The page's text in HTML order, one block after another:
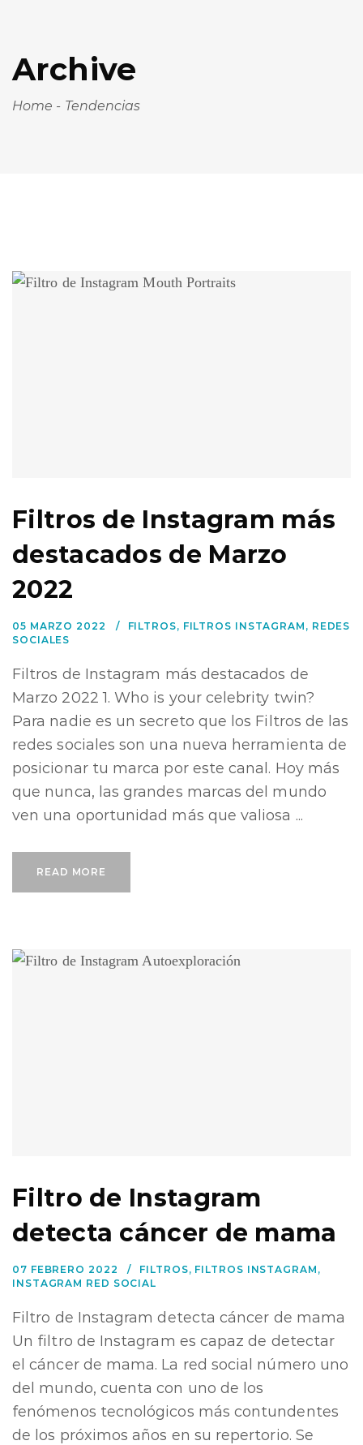
Archive
Home - Tendencias
Filtros de Instagram más
destacados de Marzo
2022
05 MARZO 2022 FILTROS, FILTROS INSTAGRAM , REDES
SOCIALES
Filtros de Instagram más destacados de
Marzo 2022 1. Who is your celebrity twin?
Para nadie es un secreto que los Filtros de las
redes sociales son una nueva herramienta de
posicionar tu marca por este canal. Hoy más
que nunca, las grandes marcas del mundo
ven una oportunidad más que valiosa ...
READ MORE
Filtro de Instagram
detecta cáncer de mama
07 FEBRERO 2022 FILTROS, FILTROS INSTAGRAM ,
INSTAGRAM RED SOCIAL
Filtro de Instagram detecta cáncer de mama
Un filtro de Instagram es capaz de detectar
el cáncer de mama. La red social número uno
del mundo, cuenta con uno de los
fenómenos tecnológicos más contundentes
de los próximos años en su repertorio. Se